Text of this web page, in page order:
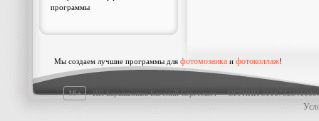
программы
Мы создаем лучшие программы для фотомозаика и фотоколлаж!
16+ ИП Барышников Евгений Сергеевич · ОГРНИП